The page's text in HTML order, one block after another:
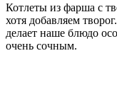
Котлеты из фарша с
хотя добавляем
делает наше блюдо
очень сочным.